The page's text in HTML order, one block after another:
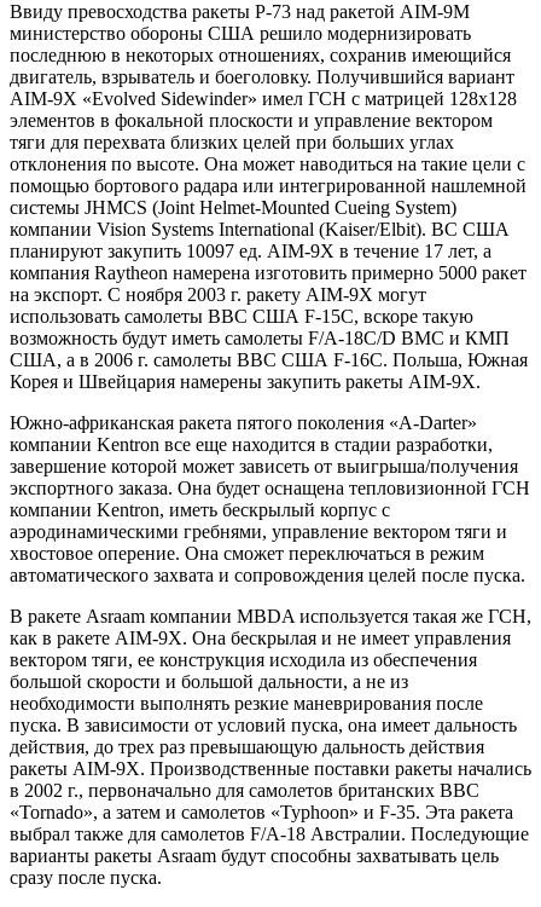
Ввиду превосходства ракеты Р-73 над ракетой AIM-9M
министерство обороны США решило модернизировать
последнюю в некоторых отношениях, сохранив имеющийся
двигатель, взрыватель и боеголовку. Получившийся вариант
AIM-9X «Evolved Sidewinder» имел ГСН с матрицей 128x128
элементов в фокальной плоскости и управление вектором
тяги для перехвата близких целей при больших углах
отклонения по высоте. Она может наводиться на такие цели с
помощью бортового радара или интегрированной нашлемной
системы JHMCS (Joint Helmet-Mounted Cueing System)
компании Vision Systems International (Kaiser/Elbit). ВС США
планируют закупить 10097 ед. AIM-9X в течение 17 лет, а
компания Raytheon намерена изготовить примерно 5000 ракет
на экспорт. С ноября 2003 г. ракету AIM-9X могут
использовать самолеты ВВС США F-15C, вскоре такую
возможность будут иметь самолеты F/A-18C/D ВМС и КМП
США, а в 2006 г. самолеты ВВС США F-16C. Польша, Южная
Корея и Швейцария намерены закупить ракеты AIM-9X.
Южно-африканская ракета пятого поколения «A-Darter»
компании Kentron все еще находится в стадии разработки,
завершение которой может зависеть от выигрыша/получения
экспортного заказа. Она будет оснащена тепловизионной ГСН
компании Kentron, иметь бескрылый корпус с
аэродинамическими гребнями, управление вектором тяги и
хвостовое оперение. Она сможет переключаться в режим
автоматического захвата и сопровождения целей после пуска.
В ракете Asraam компании MBDA используется такая же ГСН,
как в ракете AIM-9X. Она бескрылая и не имеет управления
вектором тяги, ее конструкция исходила из обеспечения
большой скорости и большой дальности, а не из
необходимости выполнять резкие маневрирования после
пуска. В зависимости от условий пуска, она имеет дальность
действия, до трех раз превышающую дальность действия
ракеты AIM-9X. Производственные поставки ракеты начались
в 2002 г., первоначально для самолетов британских ВВС
«Tornado», а затем и самолетов «Typhoon» и F-35. Эта ракета
выбрал также для самолетов F/A-18 Австралии. Последующие
варианты ракеты Asraam будут способны захватывать цель
сразу после пуска.